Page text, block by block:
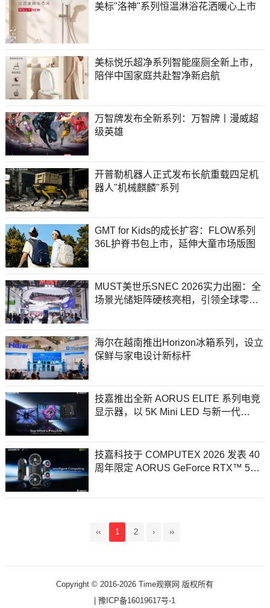
美标"洛神"系列恒温淋浴花洒暖心上市
美标悦乐超净系列智能座厕全新上市，
陪伴中国家庭共赴智净新启航
万智牌发布全新系列：万智牌丨漫威超
级英雄
开普勒机器人正式发布长航重载四足机
器人"机械麒麟"系列
GMT for Kids的成长扩容：FLOW系列
36L护脊书包上市，延伸大童市场版图
MUST美世乐SNEC 2026实力出圈：全
场景光储矩阵硬核亮相，引领全球零碳
海尔在越南推出Horizon冰箱系列，设立
保鲜与家电设计新标杆
技嘉推出全新 AORUS ELITE 系列电竞
显示器，以 5K Mini LED 与新一代
技嘉科技于 COMPUTEX 2026 发表 40
周年限定 AORUS GeForce RTX™ 50
‹‹ 1 2 › ››
Copyright © 2016-2026 Time观察网 版权所有
|豫ICP备16019617号-1